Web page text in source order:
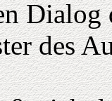
des